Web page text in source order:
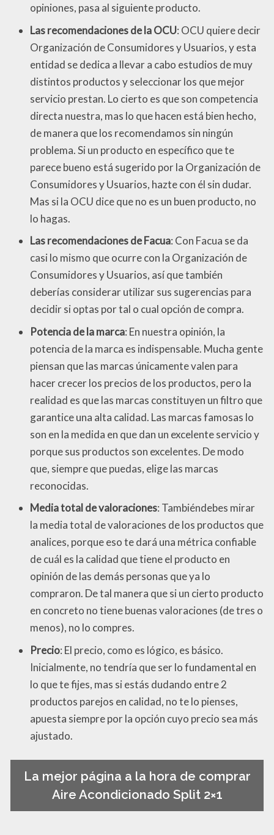
opiniones, pasa al siguiente producto.
Las recomendaciones de la OCU: OCU quiere decir
Organización de Consumidores y Usuarios, y esta
entidad se dedica a llevar a cabo estudios de muy
distintos productos y seleccionar los que mejor
servicio prestan. Lo cierto es que son competencia
directa nuestra, mas lo que hacen está bien hecho,
de manera que los recomendamos sin ningún
problema. Si un producto en específico que te
parece bueno está sugerido por la Organización de
Consumidores y Usuarios, hazte con él sin dudar.
Mas si la OCU dice que no es un buen producto, no
lo hagas.
Las recomendaciones de Facua: Con Facua se da
casi lo mismo que ocurre con la Organización de
Consumidores y Usuarios, así que también
deberías considerar utilizar sus sugerencias para
decidir si optas por tal o cual opción de compra.
Potencia de la marca: En nuestra opinión, la
potencia de la marca es indispensable. Mucha gente
piensan que las marcas únicamente valen para
hacer crecer los precios de los productos, pero la
realidad es que las marcas constituyen un filtro que
garantice una alta calidad. Las marcas famosas lo
son en la medida en que dan un excelente servicio y
porque sus productos son excelentes. De modo
que, siempre que puedas, elige las marcas
reconocidas.
Media total de valoraciones: Tambiéndebes mirar
la media total de valoraciones de los productos que
analices, porque eso te dará una métrica confiable
de cuál es la calidad que tiene el producto en
opinión de las demás personas que ya lo
compraron. De tal manera que si un cierto producto
en concreto no tiene buenas valoraciones (de tres o
menos), no lo compres.
Precio: El precio, como es lógico, es básico.
Inicialmente, no tendría que ser lo fundamental en
lo que te fijes, mas si estás dudando entre 2
productos parejos en calidad, no te lo pienses,
apuesta siempre por la opción cuyo precio sea más
ajustado.
La mejor página a la hora de comprar
Aire Acondicionado Split 2×1